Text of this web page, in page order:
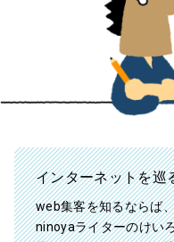
インターネットを巡
web集客を知るならば
ninoyaライターのけい